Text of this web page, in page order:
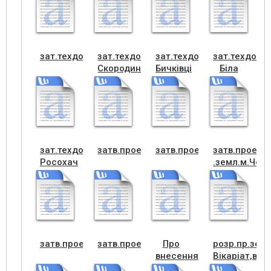
вікон
м.
Чортків
(Надання)_001
док.Скородинці
зат.техдок.м.Чортків
зат.техдок.с
Cкородинці
зат.техдок.с
Бичківці
зат.техдок.с
Біла
зат.техдок.с
Росохач
затв.проек.земл.с.Переходизатв.проект
затв.проект.зем.Бичківці
затв.проект.с.Біла
Про
внесення
змін в
Вікаріат,від
предс.